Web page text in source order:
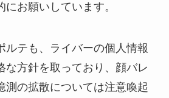
お願いしています。
ルテも、ライバーの個人情報
な方針を取っており、顔バレ
測の拡散については注意喚起